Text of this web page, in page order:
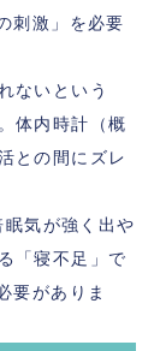
刺激」を必要
ないという
体内時計（概
との間にズレ
気が強く出や
「寝不足」で
要がありま